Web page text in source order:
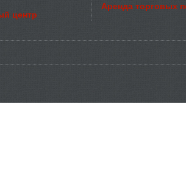
центр
Аренда торговых